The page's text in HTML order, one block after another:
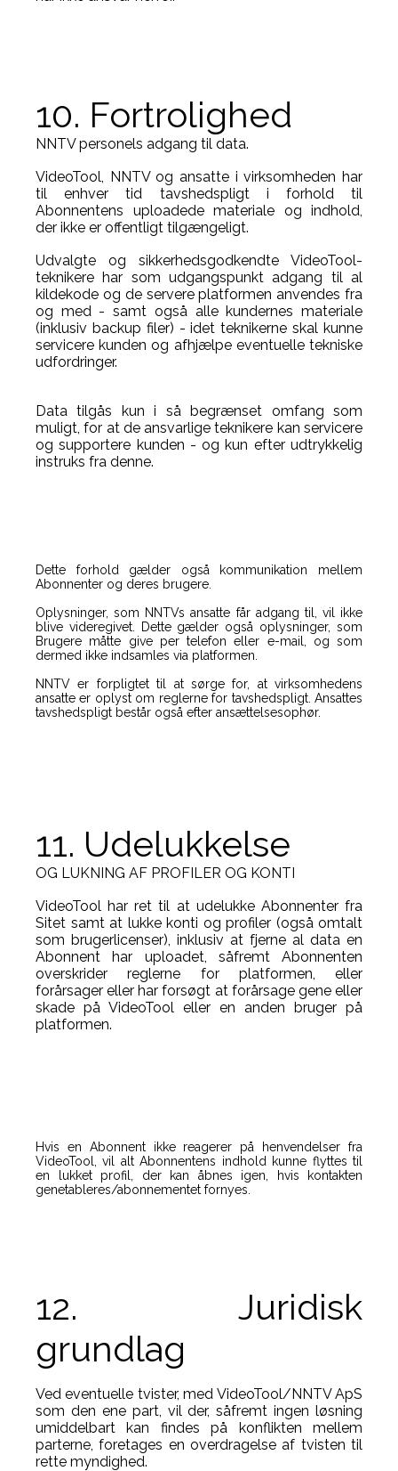
10. Fortrolighed
NNTV personels adgang til data.
VideoTool, NNTV og ansatte i virksomheden har
til enhver tid tavshedspligt i forhold til
Abonnentens uploadede materiale og indhold,
der ikke er offentligt tilgængeligt.
Udvalgte og sikkerhedsgodkendte VideoTool-
teknikere har som udgangspunkt adgang til al
kildekode og de servere platformen anvendes fra
og med - samt også alle kundernes materiale
(inklusiv backup filer) - idet teknikerne skal kunne
servicere kunden og afhjælpe eventuelle tekniske
udfordringer.
Data tilgås kun i så begrænset omfang som
muligt, for at de ansvarlige teknikere kan servicere
og supportere kunden - og kun efter udtrykkelig
instruks fra denne.
Dette forhold gælder også kommunikation mellem
Abonnenter og deres brugere.
Oplysninger, som NNTVs ansatte får adgang til, vil ikke
blive videregivet. Dette gælder også oplysninger, som
Brugere måtte give per telefon eller e-mail, og som
dermed ikke indsamles via platformen.
NNTV er forpligtet til at sørge for, at virksomhedens
ansatte er oplyst om reglerne for tavshedspligt. Ansattes
tavshedspligt består også efter ansættelsesophør.
11. Udelukkelse
OG LUKNING AF PROFILER OG KONTI
VideoTool har ret til at udelukke Abonnenter fra
Sitet samt at lukke konti og profiler (også omtalt
som brugerlicenser), inklusiv at fjerne al data en
Abonnent har uploadet, såfremt Abonnenten
overskrider reglerne for platformen, eller
forårsager eller har forsøgt at forårsage gene eller
skade på VideoTool eller en anden bruger på
platformen.
Hvis en Abonnent ikke reagerer på henvendelser fra
VideoTool, vil alt Abonnentens indhold kunne flyttes til
en lukket profil, der kan åbnes igen, hvis kontakten
genetableres/abonnementet fornyes.
12. Juridisk
grundlag
Ved eventuelle tvister, med VideoTool/NNTV ApS
som den ene part, vil der, såfremt ingen løsning
umiddelbart kan findes på konflikten mellem
parterne, foretages en overdragelse af tvisten til
rette myndighed.